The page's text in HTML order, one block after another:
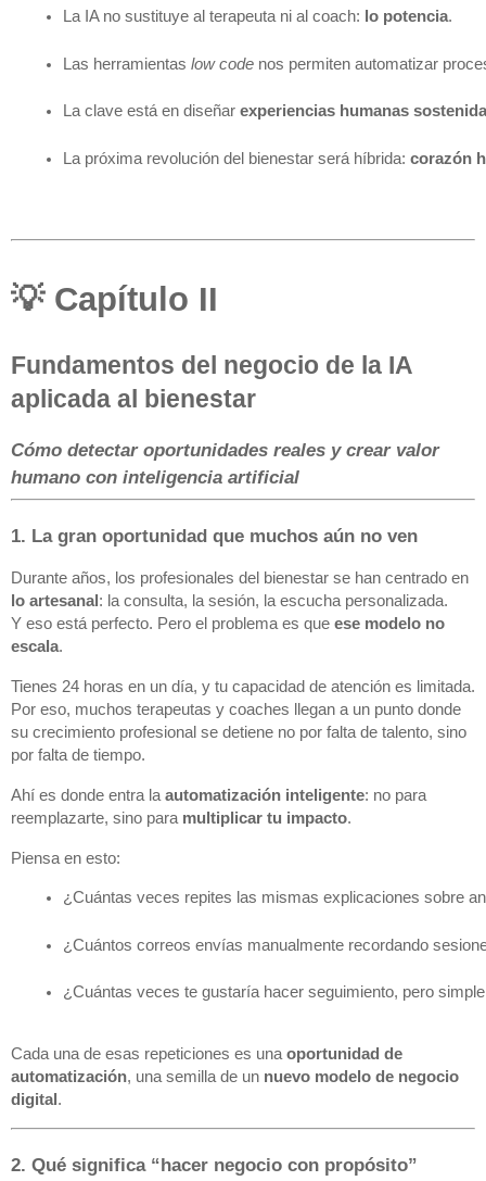
La IA no sustituye al terapeuta ni al coach: lo potencia.
Las herramientas low code nos permiten automatizar
La clave está en diseñar experiencias humanas
La próxima revolución del bienestar será híbrida: corazón
💡 Capítulo II
Fundamentos del negocio de la IA
aplicada al bienestar
Cómo detectar oportunidades reales y crear valor
humano con inteligencia artificial
1. La gran oportunidad que muchos aún no ven
Durante años, los profesionales del bienestar se han centrado en
lo artesanal : la consulta, la sesión, la escucha personalizada.
Y eso está perfecto. Pero el problema es que ese modelo no
escala.
Tienes 24 horas en un día, y tu capacidad de atención es limitada.
Por eso, muchos terapeutas y coaches llegan a un punto donde
su crecimiento profesional se detiene no por falta de talento, sino
por falta de tiempo.
Ahí es donde entra la automatización inteligente: no para
reemplazarte, sino para multiplicar tu impacto.
Piensa en esto:
¿Cuántas veces repites las mismas explicaciones sobre
¿Cuántos correos envías manualmente recordando
¿Cuántas veces te gustaría hacer seguimiento, pero
Cada una de esas repeticiones es unaoportunidad de
automatización, una semilla de un nuevo modelo de negocio
digital .
2. Qué significa “hacer negocio con propósito”